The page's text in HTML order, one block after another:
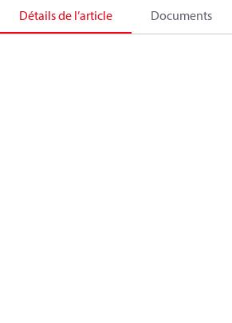
Détails de l’article Documents